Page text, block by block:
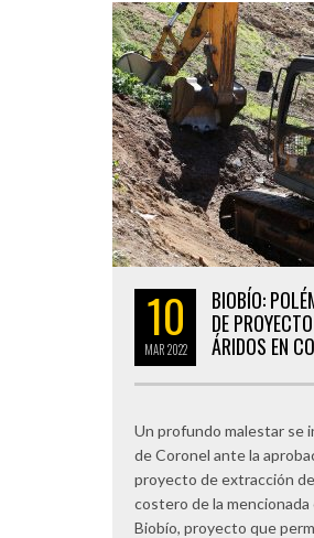
10
MAR2022
BIOBÍO:
DE
ÁRIDOS EN
Un profundo malestar se
de Coronel ante la
proyecto de extracción
costero de la
Biobío, proyecto que